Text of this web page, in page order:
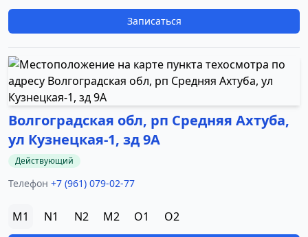
Записаться
Волгоградская обл, рп Средняя Ахтуба,
ул Кузнецкая-1, зд 9А
Действующий
Телефон +7 (961) 079-02-77
M1 N1 N2 M2 O1 O2